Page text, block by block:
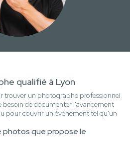
qualifié à Lyon
trouver un photographe professionnel
besoin de documenter l'avancement
pour couvrir un événement tel qu'un
que propose le